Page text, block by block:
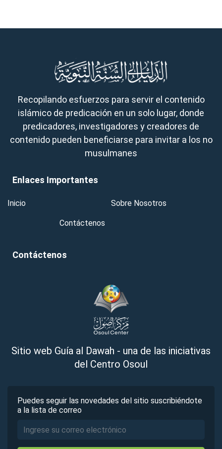
Recopilando esfuerzos para servir el contenido
islámico de predicación en un solo lugar, donde
predicadores, investigadores y creadores de
contenido pueden beneficiarse para invitar a los no
musulmanes
Enlaces Importantes
Inicio Sobre Nosotros
Contáctenos
Contáctenos
Sitio web Guía al Dawah - una de las iniciativas
del Centro Osoul
Puedes seguir las novedades del sitio suscribiéndote
a la lista de correo